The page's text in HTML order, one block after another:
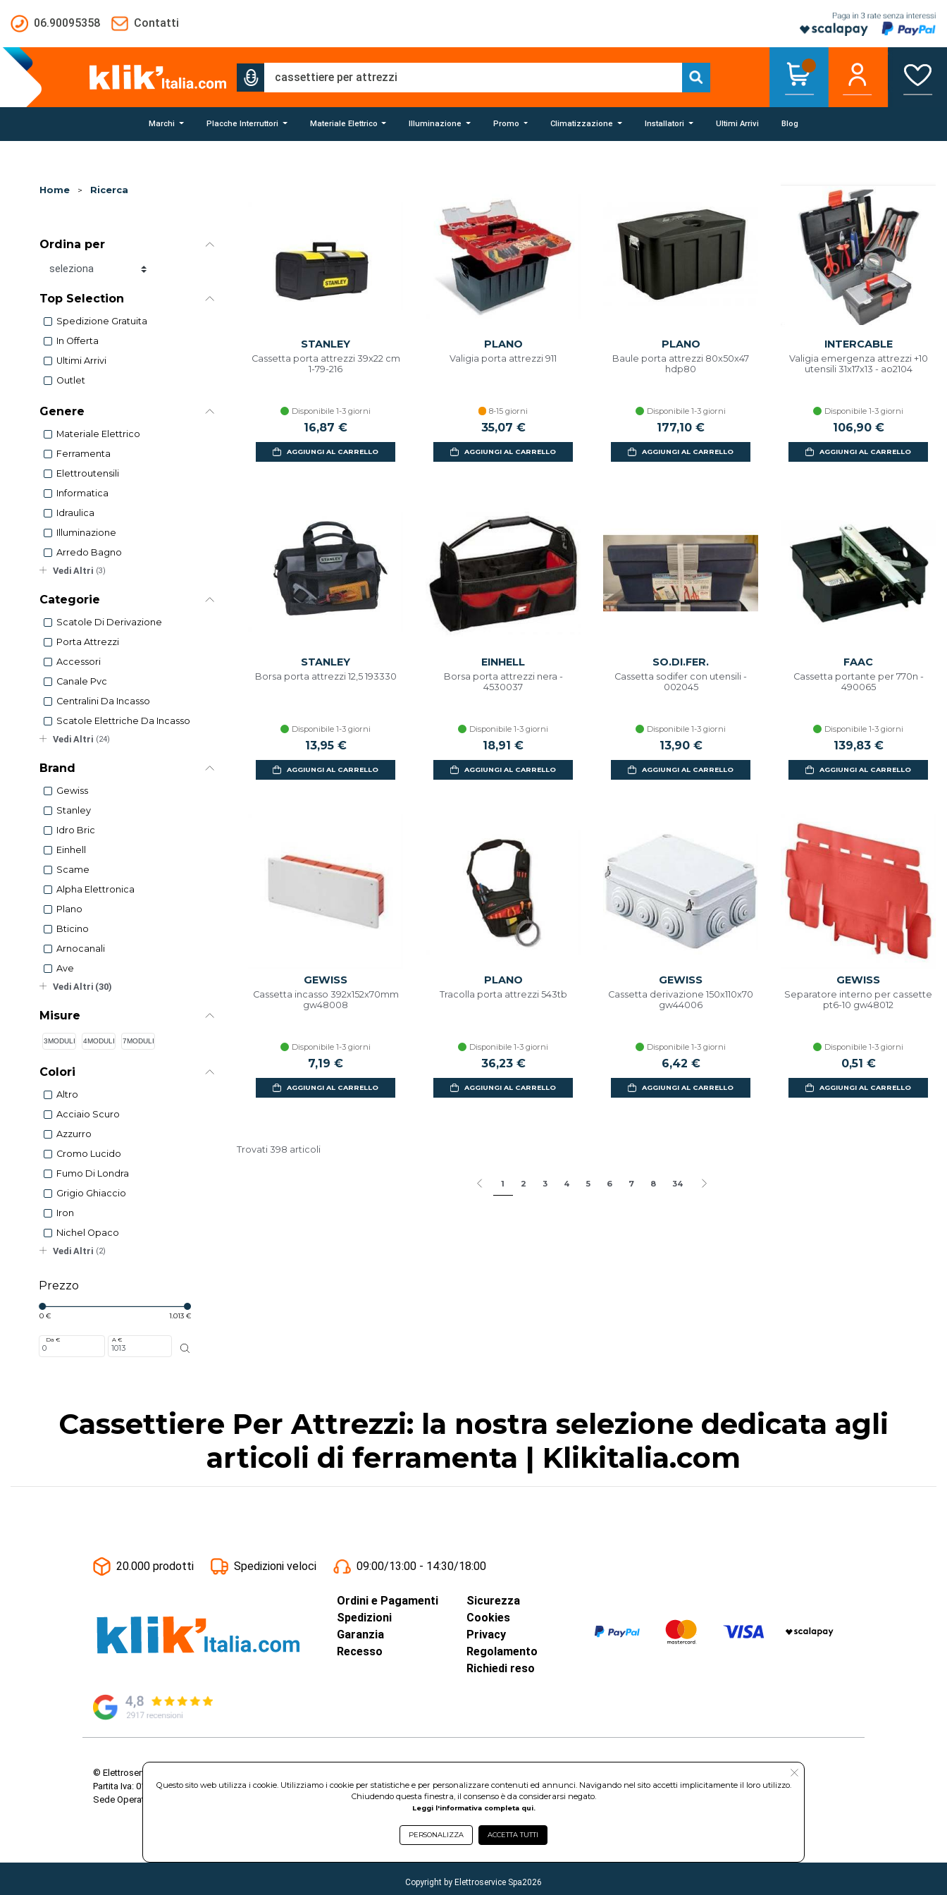
06.90095358
Contatti
Marchi Placche Interruttori Materiale Elettrico Illuminazione Promo Climatizzazione Installatori Ultimi Arrivi Blog
Home > Ricerca
Ordina per
Ordina per
Top Selection
Spedizione Gratuita
In Offerta
Ultimi Arrivi
Outlet
Genere
Materiale Elettrico
Ferramenta
Elettroutensili
Informatica
Idraulica
Illuminazione
Arredo Bagno
Vedi Altri (3)
Categorie
Scatole Di Derivazione
Porta Attrezzi
Accessori
Canale Pvc
Centralini Da Incasso
Scatole Elettriche Da Incasso
Vedi Altri (24)
Brand
Gewiss
Stanley
Idro Bric
Einhell
Scame
Alpha Elettronica
Plano
Bticino
Arnocanali
Ave
Vedi Altri (30)
Misure
3MODULI 4MODULI 7MODULI
Colori
Altro
Acciaio Scuro
Azzurro
Cromo Lucido
Fumo Di Londra
Grigio Ghiaccio
Iron
Nichel Opaco
Vedi Altri (2)
Prezzo
0 € 1.013 €
Da € A €
STANLEY
Cassetta porta attrezzi 39x22 cm
1-79-216
Disponibile 1-3 giorni
16,87 €
AGGIUNGI AL CARRELLO
PLANO
Valigia porta attrezzi 911
8-15 giorni
35,07 €
AGGIUNGI AL CARRELLO
PLANO
Baule porta attrezzi 80x50x47
hdp80
Disponibile 1-3 giorni
177,10 €
AGGIUNGI AL CARRELLO
INTERCABLE
Valigia emergenza attrezzi +10
utensili 31x17x13 - ao2104
Disponibile 1-3 giorni
106,90 €
AGGIUNGI AL CARRELLO
STANLEY
Borsa porta attrezzi 12,5 193330
Disponibile 1-3 giorni
13,95 €
AGGIUNGI AL CARRELLO
EINHELL
Borsa porta attrezzi nera -
4530037
Disponibile 1-3 giorni
18,91 €
AGGIUNGI AL CARRELLO
SO.DI.FER.
Cassetta sodifer con utensili -
002045
Disponibile 1-3 giorni
13,90 €
AGGIUNGI AL CARRELLO
FAAC
Cassetta portante per 770n -
490065
Disponibile 1-3 giorni
139,83 €
AGGIUNGI AL CARRELLO
GEWISS
Cassetta incasso 392x152x70mm
gw48008
Disponibile 1-3 giorni
7,19 €
AGGIUNGI AL CARRELLO
PLANO
Tracolla porta attrezzi 543tb
Disponibile 1-3 giorni
36,23 €
AGGIUNGI AL CARRELLO
GEWISS
Cassetta derivazione 150x110x70
gw44006
Disponibile 1-3 giorni
6,42 €
AGGIUNGI AL CARRELLO
GEWISS
Separatore interno per cassette
pt6-10 gw48012
Disponibile 1-3 giorni
0,51 €
AGGIUNGI AL CARRELLO
Trovati 398 articoli
1 2 3 4 5 6 7 8 34
Cassettiere Per Attrezzi: la nostra selezione dedicata agli
articoli di ferramenta | Klikitalia.com
20.000 prodotti Spedizioni veloci 09:00/13:00 - 14:30/18:00
Ordini e Pagamenti
Spedizioni
Garanzia
Recesso
Sicurezza
Cookies
Privacy
Regolamento
Richiedi reso
© Elettroservice Spa - Sede Legale: Via Leonardo da Vinci, 40 - 00015 Monterotondo Scalo (RM)
Partita Iva: 01586761007 - Codice Fiscale: 06634500588 Capitale Sociale 1.600.000,00 Euro i.v. Iscritto al Registro delle Imprese di Roma REA: RM-535144
Sede Operativa: Via Leonardo da Vinci, 40 - 00015 Monterotondo Scalo (RM) - Telefono:06.90095358
Copyright by Elettroservice Spa2026
Questo sito web utilizza i cookie. Utilizziamo i cookie per statistiche e per personalizzare contenuti ed annunci. Navigando nel sito accetti implicitamente il loro utilizzo.
Chiudendo questa finestra, il consenso è da considerarsi negato.
Leggi l'informativa completa qui.
PERSONALIZZA ACCETTA TUTTI